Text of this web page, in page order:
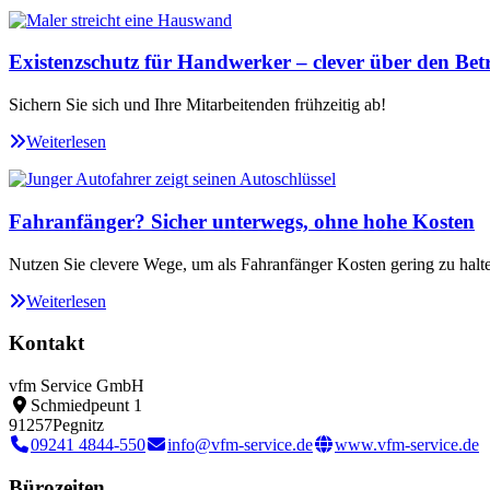
Existenzschutz für Handwerker – clever über den
Sichern Sie sich und Ihre Mitarbeitenden frühzeitig ab!
Weiterlesen
Fahranfänger? Sicher unterwegs, ohne hohe Kosten
Nutzen Sie clevere Wege, um als Fahranfänger Kosten gering zu
Weiterlesen
Kontakt
vfm Service GmbH
Schmiedpeunt 1
91257Pegnitz
09241 4844-550
info@vfm-service.de www.vfm-service.de